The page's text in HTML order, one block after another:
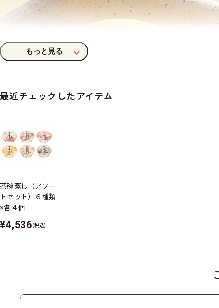
最近チェックしたアイテム
茶碗蒸し（アソー
トセット）６種類
×各４個
¥4,536(税込)